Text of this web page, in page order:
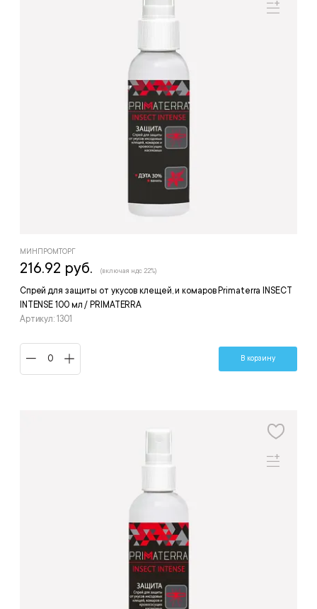
Спрей для защиты от укусов клещей, и комаров Primaterra INSECT
INTENSE 100 мл / PRIMATERRA
Артикул: 1301
МИНПРОМТОРГ
216.92 руб. (включая ндс 22%)
В корзину